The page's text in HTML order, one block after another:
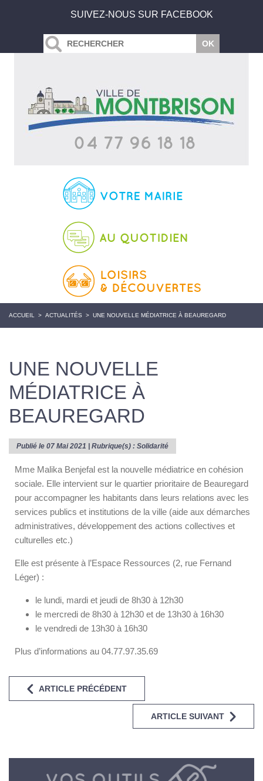
SUIVEZ-NOUS SUR FACEBOOK
ACCUEIL > ACTUALITÉS > UNE NOUVELLE MÉDIATRICE À BEAUREGARD
UNE NOUVELLE
MÉDIATRICE À
BEAUREGARD
Publié le 07 Mai 2021 | Rubrique(s) : Solidarité
Mme Malika Benjefal est la nouvelle médiatrice en cohésion
sociale. Elle intervient sur le quartier prioritaire de Beauregard
pour accompagner les habitants dans leurs relations avec les
services publics et institutions de la ville (aide aux démarches
administratives, développement des actions collectives et
culturelles etc.)
Elle est présente à l’Espace Ressources (2, rue Fernand
Léger) :
le lundi, mardi et jeudi de 8h30 à 12h30
le mercredi de 8h30 à 12h30 et de 13h30 à 16h30
le vendredi de 13h30 à 16h30
Plus d’informations au 04.77.97.35.69
ARTICLE PRÉCÉDENT
ARTICLE SUIVANT